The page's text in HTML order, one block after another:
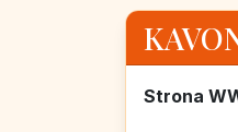
Strona